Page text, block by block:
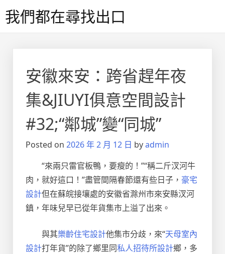
to我們都在尋找出口
安徽來安：跨省趕年夜
集&JIUYI俱意空間設計
#32;“鄰城”變“同城”
Posted on 2026 年 2 月 12 日 byadmin
“來兩只雷官板鴨，要瘦的！”“稱二斤汊河牛
肉，就好這口！”盡管間隔春節還有些日子， 豪宅
設計但在蘇皖接壤處的安徽省滁州市來安縣汊河
鎮，年味兒早已從年貨集市上溢了出來。
與其樂齡住宅設計他集市分歧，來“天母室內
設計打年貨”的除了鄉里同私人招待所設計鄉，多